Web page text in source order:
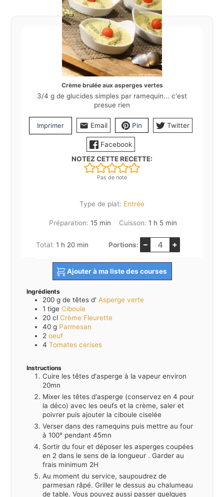
Crème brulée aux asperges vertes
3/4 g de glucides simples par ramequin... c'est
presue rien
Imprimer Email Pin Twitter
Facebook
NOTEZ CETTE RECETTE:
Pas de note
Type de plat: Entrée
Préparation: 15minutes
min Cuisson: 1 heure
h 5minutes
min
Total: 1heure
h 20minutes
min Portions: – +
Ajouter à ma liste des courses
Ingrédients
200 g de têtes d' Asperge verte
1 tige Ciboule
20 cl Crème Fleurette
40 g Parmesan
2 oeuf
4 Tomates cerises
Instructions
Cuire les têtes d'asperge à la vapeur environ
20mn
Mixer les têtes d'asperge (conservez en 4 pour
la déco) avec les oeufs et la crème, saler et
poivrer puis ajouter la ciboule ciselée
Verser dans des ramequins puis mettre au four
à 100° pendant 45mn
Sortir du four et déposer les asperges coupées
en 2 dans le sens de la longueur . Garder au
frais minimum 2H
Au moment du service, saupoudrez de
parmesan râpé. Griller le dessus au chalumeau
de table. Vous pouvez aussi passer quelques